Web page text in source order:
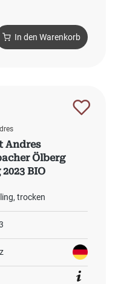
In den Warenkorb
Andres
Ölberg
BIO
trocken